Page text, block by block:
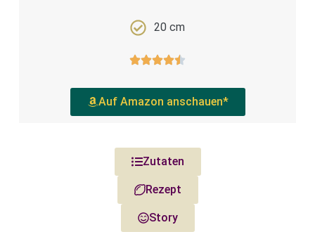
20 cm
Auf Amazon anschauen*
Zutaten
Rezept
Story